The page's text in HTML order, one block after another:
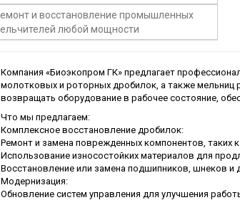
Компания «Биоэкопром ГК» предлагает
молотковых и роторных дробилок, а также
возвращать оборудование в рабочее состояние,
Что мы предлагаем:
Комплексное восстановление дробилок:
Ремонт и замена поврежденных компонентов, таких
Использование износостойких материалов для
Восстановление или замена подшипников, шнеков и
Модернизация:
Обновление систем управления для улучшения